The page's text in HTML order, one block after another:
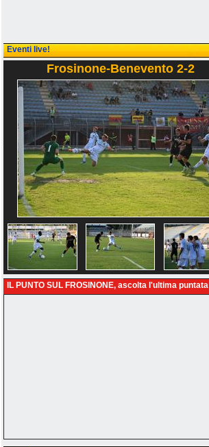
Eventi live!
Frosinone-Benevento 2-2
IL PUNTO SUL FROSINONE, ascolta l'ultima puntata